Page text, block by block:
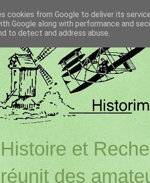
Histoire et
réunit des
cookies from Google to deliver its
Google along with performance and
to detect and address abuse.